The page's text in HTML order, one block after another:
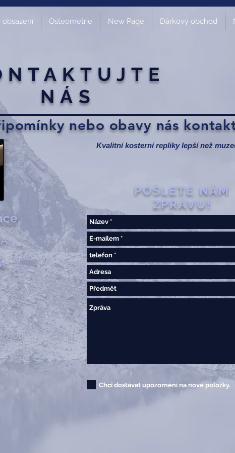
obsazení Osteometrie New Page Dárkový obchod
NÁS
nebo obavy nás
Kvalitní kosterní repliky lepší než
POŠLETE NÁM
ZPRÁVU!
Chci dostávat upozornění na nové položky.